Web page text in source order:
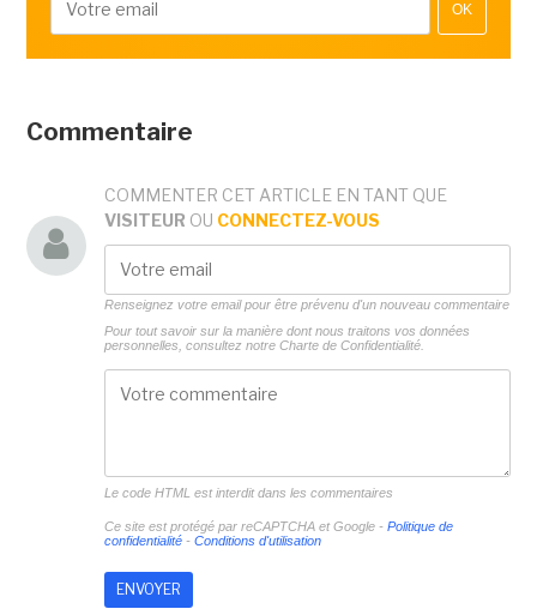
OK
Commentaire
COMMENTER CET ARTICLE EN TANT QUE
VISITEUR OU CONNECTEZ-VOUS
Renseignez votre email pour être prévenu d'un nouveau commentaire
Pour tout savoir sur la manière dont nous traitons vos données
personnelles, consultez notre Charte de Confidentialité.
Le code HTML est interdit dans les commentaires
Ce site est protégé par reCAPTCHA et Google - Politique de
confidentialité- Conditions d'utilisation